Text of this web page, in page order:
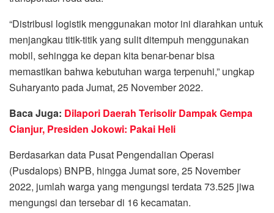
“Distribusi logistik menggunakan motor ini diarahkan untuk
menjangkau titik-titik yang sulit ditempuh menggunakan
mobil, sehingga ke depan kita benar-benar bisa
memastikan bahwa kebutuhan warga terpenuhi,” ungkap
Suharyanto pada Jumat, 25 November 2022.
Baca Juga: Dilapori Daerah Terisolir Dampak Gempa
Cianjur, Presiden Jokowi: Pakai Heli
Berdasarkan data Pusat Pengendalian Operasi
(Pusdalops) BNPB, hingga Jumat sore, 25 November
2022, jumlah warga yang mengungsi terdata 73.525 jiwa
mengungsi dan tersebar di 16 kecamatan.